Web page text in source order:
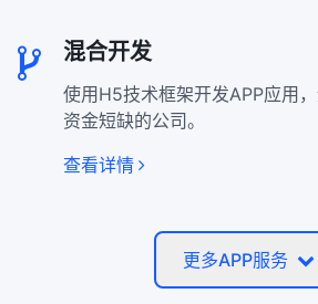
混合开发
使用H5技术框架开发APP应用
资金短缺的公司。
查看详情
更多APP服务